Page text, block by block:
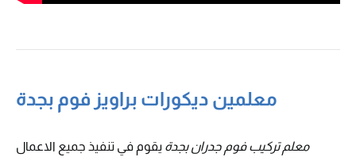
معلمين ديكورات براويز فوم بجدة
معلم تركيب فوم جدران بجدة يقوم في تنفيذ جميع الاعمال